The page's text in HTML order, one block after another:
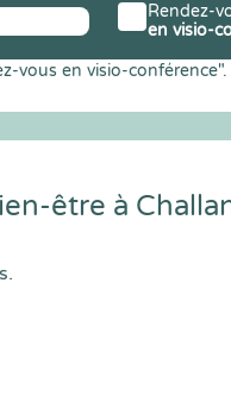
vous en visio-conférence".
Rendez-
en visio-
être à